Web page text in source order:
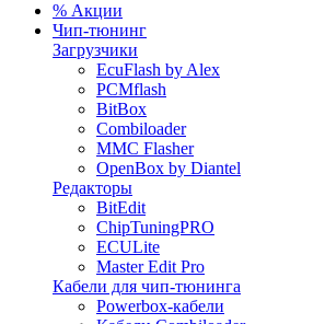
% Акции
Чип-тюнинг
Загрузчики
EcuFlash by Alex
PCMflash
BitBox
Combiloader
MMC Flasher
OpenBox by Diantel
Редакторы
BitEdit
ChipTuningPRO
ECULite
Master Edit Pro
Кабели для чип-тюнинга
Powerbox-кабели